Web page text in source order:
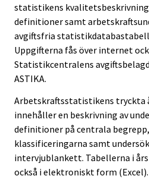
statistikens
definitioner samt
avgiftsfria
Uppgifterna fås över internet
Statistikcentralens
ASTIKA.
Arbetskraftsstatistikens tryckta
innehåller en beskrivning av
definitioner på centrala
klassificeringarna samt
intervjublankett. Tabellerna i
också i elektroniskt form